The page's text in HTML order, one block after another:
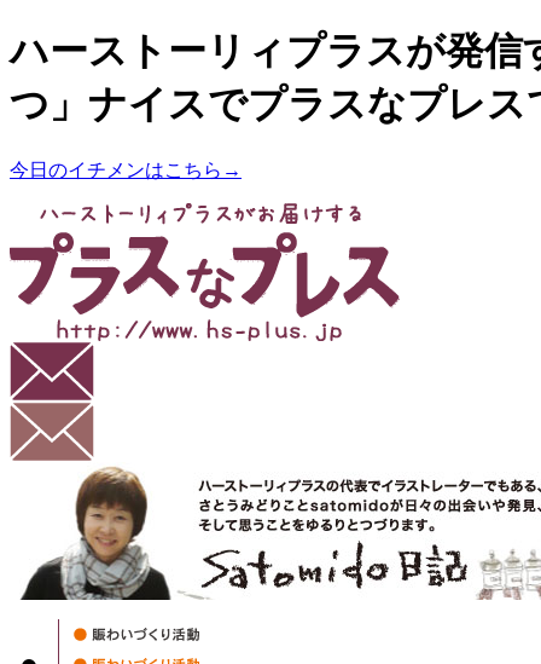
ハーストーリィプラスが発信
つ」ナイスでプラスなプレス
今日のイチメンはこちら→